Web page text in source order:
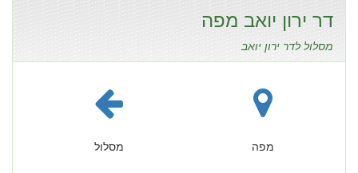
דר ירון יואב מפה
מסלול לדר ירון יואב
מפה מסלול